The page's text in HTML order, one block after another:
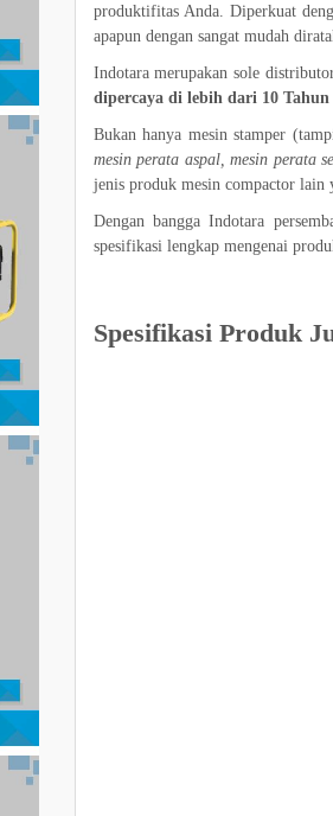
produktifitas Anda. Diperkuat
apapun dengan sangat mudah
Indotara merupakan sole
dipercaya di lebih dari 10 Tahun
Bukan hanya mesin stamper
mesin perata aspal, mesin perata
jenis produk mesin compactor lain
Dengan bangga Indotara
spesifikasi lengkap mengenai
Spesifikasi Produk